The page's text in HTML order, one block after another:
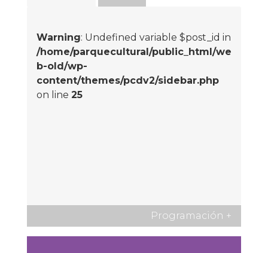
Warning: Undefined variable $post_id in
/home/parquecultural/public_html/we
b-old/wp-
content/themes/pcdv2/sidebar.php
on line 25
Programación +